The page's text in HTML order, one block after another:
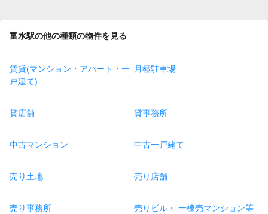
富水駅の他の種類の物件を見る
賃貸(マンション・アパート・一
戸建て)
月極駐車場
貸店舗 貸事務所
中古マンション 中古一戸建て
売り土地 売り店舗
売り事務所 売りビル・ 一棟売マンション等